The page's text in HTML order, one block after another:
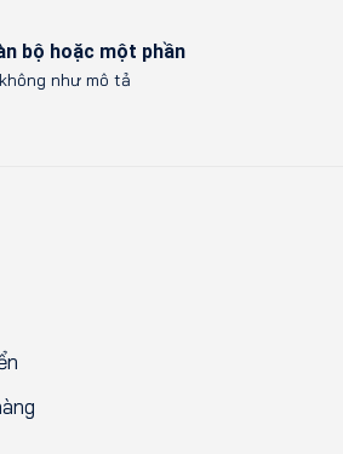
bộ hoặc một phần
như mô tả